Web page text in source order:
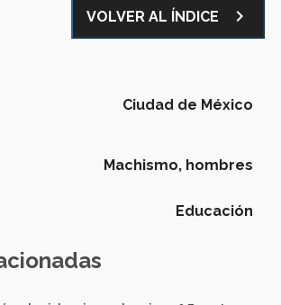
VOLVER AL ÍNDICE navigate_next
Ciudad de México
Machismo, hombres
Educación